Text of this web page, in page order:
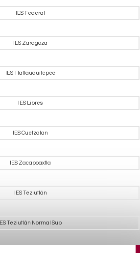
IES Federal
IES Zaragoza
IES Tlatlauquitepec
IES Libres
IES Cuetzalan
IES Zacapoaxtla
IES Teziutlán
IES Teziutlán Normal Sup.